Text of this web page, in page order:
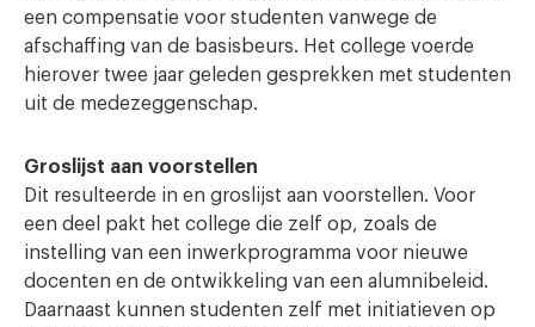
een compensatie voor studenten vanwege de
afschaffing van de basisbeurs. Het college voerde
hierover twee jaar geleden gesprekken met studenten
uit de medezeggenschap.
Groslijst aan voorstellen
Dit resulteerde in en groslijst aan voorstellen. Voor
een deel pakt het college die zelf op, zoals de
instelling van een inwerkprogramma voor nieuwe
docenten en de ontwikkeling van een alumnibeleid.
Daarnaast kunnen studenten zelf met initiatieven op